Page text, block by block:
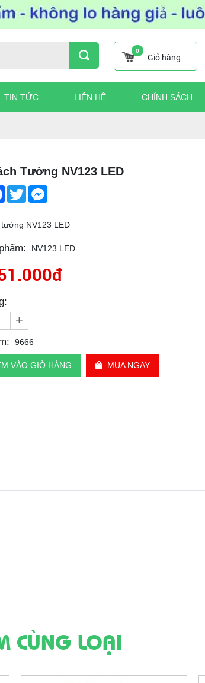
0
Giỏ hàng
TIN TỨC LIÊN HỆ CHÍNH SÁCH
Tường NV123 LED
Facebook
TwitterMessenger
NV123 LED
NV123 LED
+
9666
VÀO GIỎ HÀNG MUA NGAY
CÙNG LOẠI